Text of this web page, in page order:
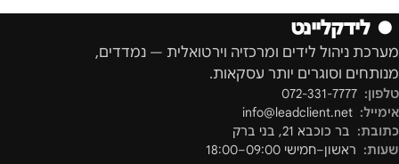
● לידקליינט
מערכת ניהול לידים ומרכזיה וירטואלית — נמדדים,
מנותחים וסוגרים יותר עסקאות.
טלפון: 072-331-7777
אימייל: info@leadclient.net
כתובת: בר כוכבא 21 , בני ברק
שעות: ראשון–חמישי 09:00–18:00